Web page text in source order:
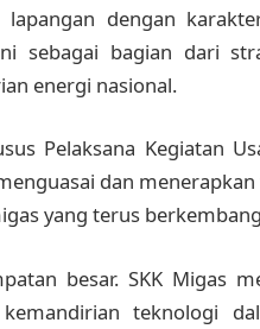
lapangan dengan
sebagai bagian dari
energi nasional.
Pelaksana Kegiatan
dan
yang terus
besar. SKK Migas
teknologi